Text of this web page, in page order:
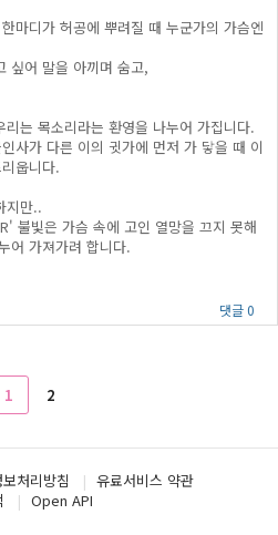
마디가 허공에 뿌려질 때 누군가의 가슴엔
싶어 말을 아끼며 숨고,
는 목소리라는 환영을 나누어 가집니다.
사가 다른 이의 귓가에 먼저 가 닿을 때 이
웁니다.
지만..
불빛은 가슴 속에 고인 열망을 끄지 못해
어 가져가려 합니다.
댓글 0
1 2
처리방침
유료서비스 약관
Open API